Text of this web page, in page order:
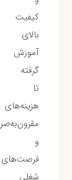
کیفیت
بالای
آموزش
گرفته
تا
هزینه‌های
و
فرصت‌های
شغلی